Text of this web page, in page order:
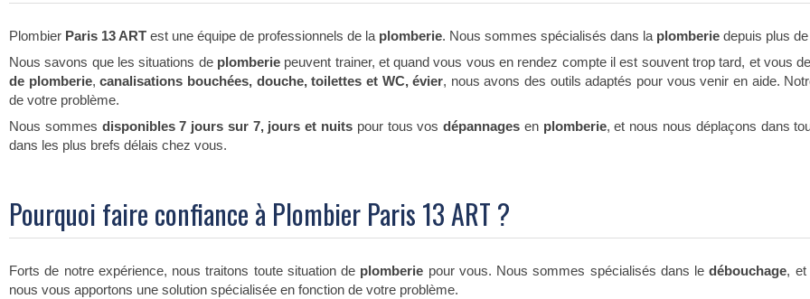
Plombier Paris 13 ART est une équipe de professionnels de la plomberie. Nous sommes spécialisés dans la plomberie depuis plus
Nous savons que les situations de plomberiepeuvent trainer, et quand vous vous en rendez compte il est souvent trop tard, et vous
de plomberie,canalisations bouchées, douche, toilettes et WC, évier, nous avons des outils adaptés pour vous venir en aide.
de votre problème.
Nous sommes disponibles 7 jours sur 7, jours et nuitspour tous vosdépannages en plomberie, et nous nous déplaçons dans
dans les plus brefs délais chez vous.
Pourquoi faire confiance à Plombier Paris 13 ART ?
Forts de notre expérience, nous traitons toute situation de plomberie pour vous. Nous sommes spécialisés dans ledébouchage, et
nous vous apportons une solution spécialisée en fonction de votre problème.